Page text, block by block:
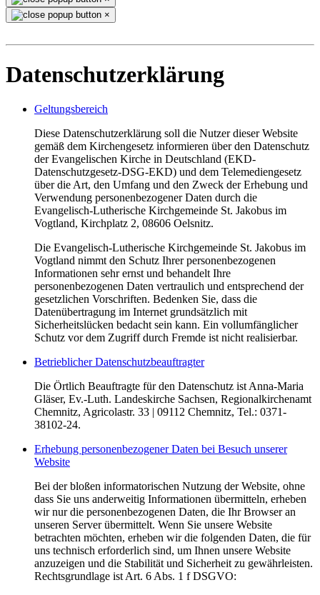
×
Datenschutzerklärung
Geltungsbereich
Diese Datenschutzerklärung soll die Nutzer dieser Website
gemäß dem Kirchengesetz informieren über den Datenschutz
der Evangelischen Kirche in Deutschland (EKD-
Datenschutzgesetz-DSG-EKD) und dem Telemediengesetz
über die Art, den Umfang und den Zweck der Erhebung und
Verwendung personenbezogener Daten durch die
Evangelisch-Lutherische Kirchgemeinde St. Jakobus im
Vogtland, Kirchplatz 2, 08606 Oelsnitz.
Die Evangelisch-Lutherische Kirchgemeinde St. Jakobus im
Vogtland nimmt den Schutz Ihrer personenbezogenen
Informationen sehr ernst und behandelt Ihre
personenbezogenen Daten vertraulich und entsprechend der
gesetzlichen Vorschriften. Bedenken Sie, dass die
Datenübertragung im Internet grundsätzlich mit
Sicherheitslücken bedacht sein kann. Ein vollumfänglicher
Schutz vor dem Zugriff durch Fremde ist nicht realisierbar.
Betrieblicher Datenschutzbeauftragter
Die Örtlich Beauftragte für den Datenschutz ist Anna-Maria
Gläser, Ev.-Luth. Landeskirche Sachsen, Regionalkirchenamt
Chemnitz, Agricolastr. 33 | 09112 Chemnitz, Tel.: 0371-
38102-24.
Erhebung personenbezogener Daten bei Besuch unserer
Website
Bei der bloßen informatorischen Nutzung der Website, ohne
dass Sie uns anderweitig Informationen übermitteln, erheben
wir nur die personenbezogenen Daten, die Ihr Browser an
unseren Server übermittelt. Wenn Sie unsere Website
betrachten möchten, erheben wir die folgenden Daten, die für
uns technisch erforderlich sind, um Ihnen unsere Website
anzuzeigen und die Stabilität und Sicherheit zu gewährleisten.
Rechtsgrundlage ist Art. 6 Abs. 1 f DSGVO: